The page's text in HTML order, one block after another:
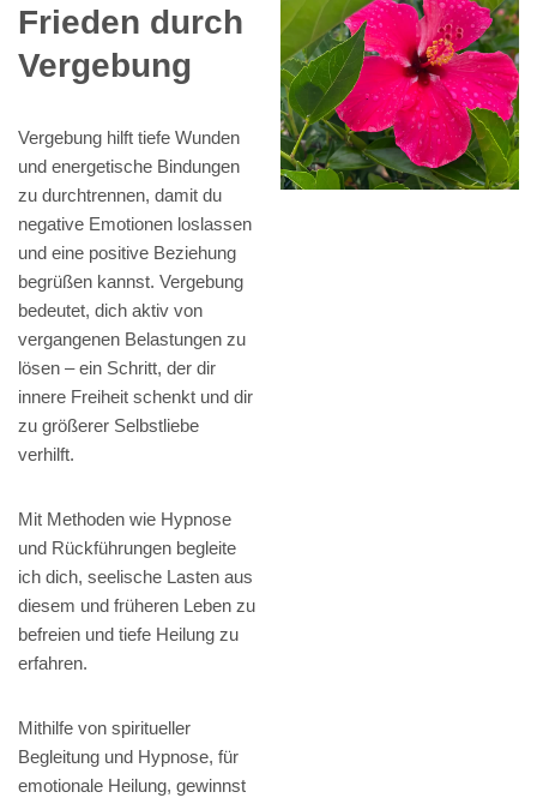
Frieden durch
Vergebung
Vergebung hilft tiefe Wunden
und energetische Bindungen
zu durchtrennen, damit du
negative Emotionen loslassen
und eine positive Beziehung
begrüßen kannst. Vergebung
bedeutet, dich aktiv von
vergangenen Belastungen zu
lösen – ein Schritt, der dir
innere Freiheit schenkt und dir
zu größerer Selbstliebe
verhilft.
Mit Methoden wie Hypnose
und Rückführungen begleite
ich dich, seelische Lasten aus
diesem und früheren Leben zu
befreien und tiefe Heilung zu
erfahren.
Mithilfe von spiritueller
Begleitung und Hypnose, für
emotionale Heilung, gewinnst